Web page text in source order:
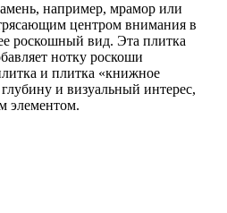
например, мрамор или
центром внимания в
роскошный вид. Эта плитка
нотку роскоши
и плитка «книжное
и визуальный интерес,
элементом.